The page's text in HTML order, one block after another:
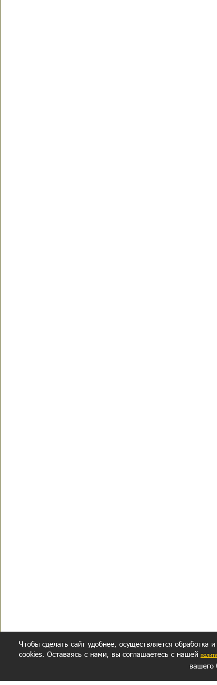
Чтобы сделать сайт удобнее, осуществляется обработка
cookies. Оставаясь с нами, вы соглашаетесь с нашей
вашего